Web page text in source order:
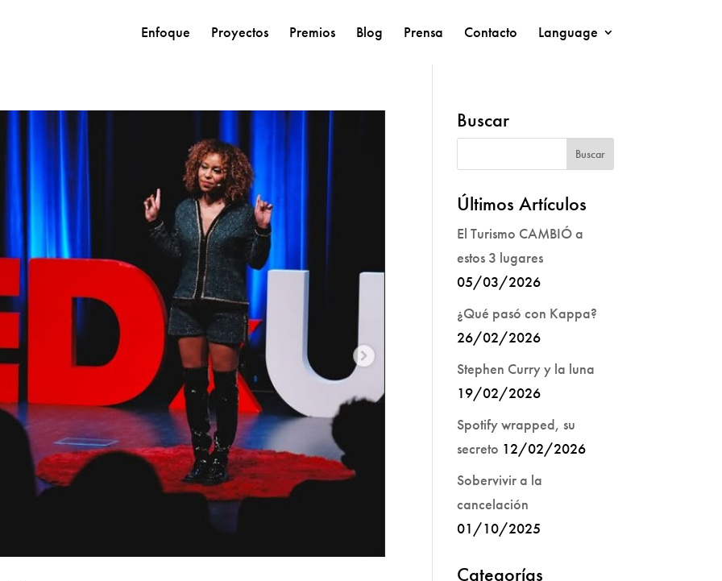
Enfoque Proyectos Premios Blog Prensa Contacto Language
Buscar
Últimos Artículos
El Turismo CAMBIÓ a
estos 3 lugares
05/03/2026
¿Qué pasó con Kappa?
26/02/2026
Stephen Curry y la luna
19/02/2026
Spotify wrapped, su
secreto 12/02/2026
Sobervivir a la
cancelación
01/10/2025
Categorías